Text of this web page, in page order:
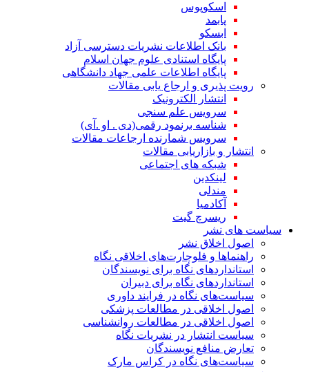
اسکوپوس
پابمد
ابسکو
بانک اطلاعات نشریات دسترسی آزاد
پایگاه استنادی علوم جهان اسلام
پایگاه اطلاعات علمی جهاد دانشگاهی
رویت پذیری و ارجاع یابی مقالات
انتشار الکترونیک
سرویس علم سنجی
شناسه برنمود رقمی(دی . او .آی)
سرویس شمارنده ارجاعات مقالات
انتشار و بازاریابی مقالات
شبکه های اجتماعی
لینکدین
مندلی
آکادمیا
ریسرچ گیت
سیاست های نشر
اصول اخلاق نشر
راهنماها و فلوچارت‌های اخلاقی نگاه
استاندارد‌های نگاه برای نویسندگان
استاندارد‌های نگاه برای دبیران
سیاست‌های نگاه در فرایند داوری
اصول اخلاقی در مطالعات پزشکی
اصول اخلاقی در مطالعات روانشناسی
سیاست انتشار در نشریات نگاه
تعارض منافع نویسندگان
سیاست‌های نگاه در کراس مارک